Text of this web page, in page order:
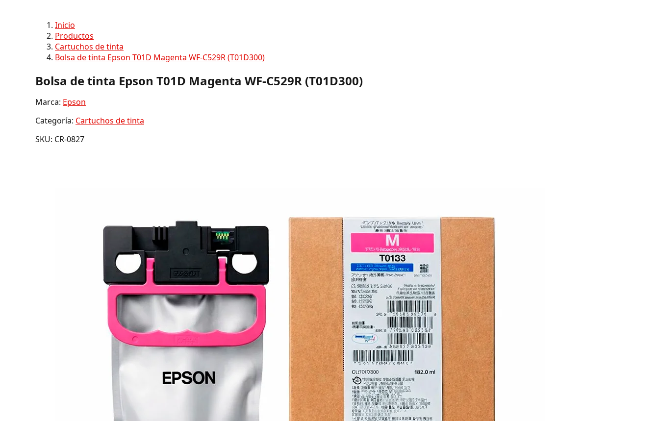
Inicio
Productos
Cartuchos de tinta
Bolsa de tinta Epson T01D Magenta WF-C529R (T01D300)
Bolsa de tinta Epson T01D Magenta WF-C529R (T01D300)
Marca: Epson
Categoría: Cartuchos de tinta
SKU: CR-0827